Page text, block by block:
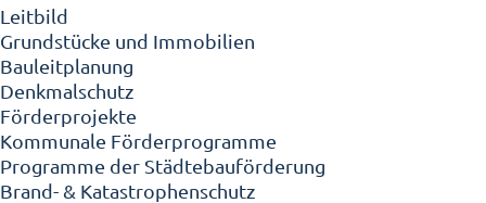
Leitbild
Grundstücke und Immobilien
Bauleitplanung
Denkmalschutz
Förderprojekte
Kommunale Förderprogramme
Programme der Städtebauförderung
Brand- & Katastrophenschutz